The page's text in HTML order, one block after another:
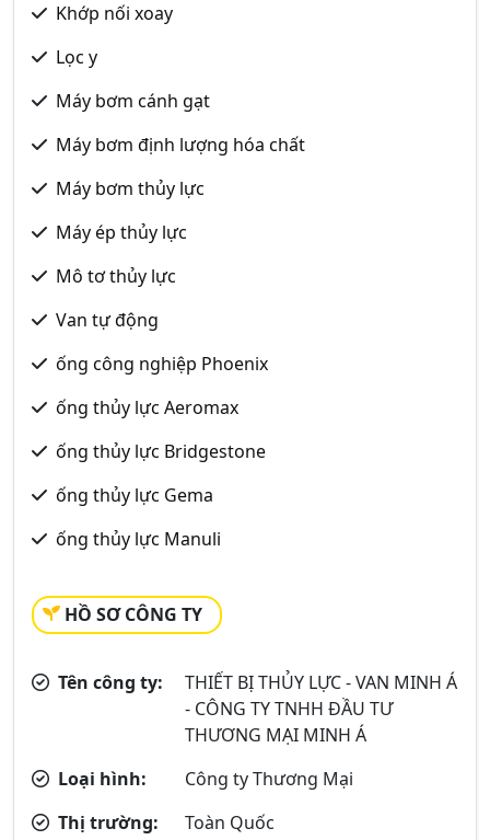
Khớp nối xoay
Lọc y
Máy bơm cánh gạt
Máy bơm định lượng hóa chất
Máy bơm thủy lực
Máy ép thủy lực
Mô tơ thủy lực
Van tự động
ống công nghiệp Phoenix
ống thủy lực Aeromax
ống thủy lực Bridgestone
ống thủy lực Gema
ống thủy lực Manuli
HỒ SƠ CÔNG TY
Tên công ty:
THIẾT BỊ THỦY LỰC - VAN MINH Á
- CÔNG TY TNHH ĐẦU TƯ
THƯƠNG MẠI MINH Á
Loại hình:
Công ty Thương Mại
Thị trường:
Toàn Quốc